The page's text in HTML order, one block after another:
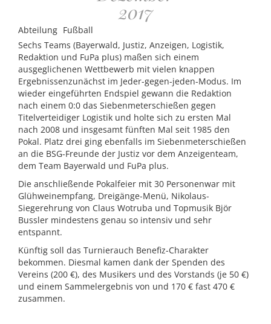
2017
Abteilung Fußball
Sechs Teams (Bayerwald, Justiz, Anzeigen, Logistik,
Redaktion und FuPa plus) maßen sich einem
ausgeglichenen Wettbewerb mit vielen knappen
Ergebnissenzunächst im Jeder-gegen-jeden-Modus. Im
wieder eingeführten Endspiel gewann die Redaktion
nach einem 0:0 das Siebenmeterschießen gegen
Titelverteidiger Logistik und holte sich zu ersten Mal
nach 2008 und insgesamt fünften Mal seit 1985 den
Pokal. Platz drei ging ebenfalls im Siebenmeterschießen
an die BSG-Freunde der Justiz vor dem Anzeigenteam,
dem Team Bayerwald und FuPa plus.
Die anschließende Pokalfeier mit 30 Personenwar mit
Glühweinempfang, Dreigänge-Menü, Nikolaus-
Siegerehrung von Claus Wotruba und Topmusik Björ
Bussler mindestens genau so intensiv und sehr
entspannt.
Künftig soll das Turnierauch Benefiz-Charakter
bekommen. Diesmal kamen dank der Spenden des
Vereins (200 €), des Musikers und des Vorstands (je 50 €)
und einem Sammelergebnis von und 170 € fast 470 €
zusammen.